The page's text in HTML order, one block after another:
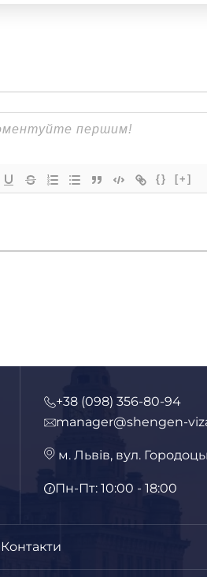
{} [+]
+38 (098) 356-80-94
manager@shengen-
м. Львів, вул.
Пн-Пт: 10:00 - 18:00
Контакти